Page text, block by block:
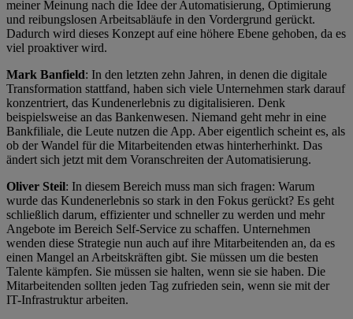
meiner Meinung nach die Idee der Automatisierung, Optimierung
und reibungslosen Arbeitsabläufe in den Vordergrund gerückt.
Dadurch wird dieses Konzept auf eine höhere Ebene gehoben, da es
viel proaktiver wird.
Mark Banfield: In den letzten zehn Jahren, in denen die digitale
Transformation stattfand, haben sich viele Unternehmen stark darauf
konzentriert, das Kundenerlebnis zu digitalisieren. Denk
beispielsweise an das Bankenwesen. Niemand geht mehr in eine
Bankfiliale, die Leute nutzen die App. Aber eigentlich scheint es, als
ob der Wandel für die Mitarbeitenden etwas hinterherhinkt. Das
ändert sich jetzt mit dem Voranschreiten der Automatisierung.
Oliver Steil: In diesem Bereich muss man sich fragen: Warum
wurde das Kundenerlebnis so stark in den Fokus gerückt? Es geht
schließlich darum, effizienter und schneller zu werden und mehr
Angebote im Bereich Self-Service zu schaffen. Unternehmen
wenden diese Strategie nun auch auf ihre Mitarbeitenden an, da es
einen Mangel an Arbeitskräften gibt. Sie müssen um die besten
Talente kämpfen. Sie müssen sie halten, wenn sie sie haben. Die
Mitarbeitenden sollten jeden Tag zufrieden sein, wenn sie mit der
IT-Infrastruktur arbeiten.